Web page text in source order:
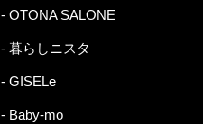
- OTONA SALONE
- 暮らしニスタ
- GISELe
- Baby-mo